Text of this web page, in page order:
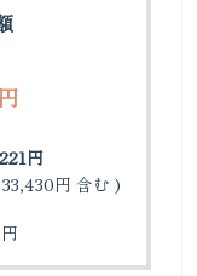
円
円
円 含む )